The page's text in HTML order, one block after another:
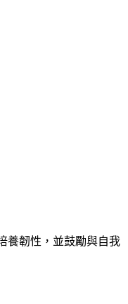
養韌性，並鼓勵與自我